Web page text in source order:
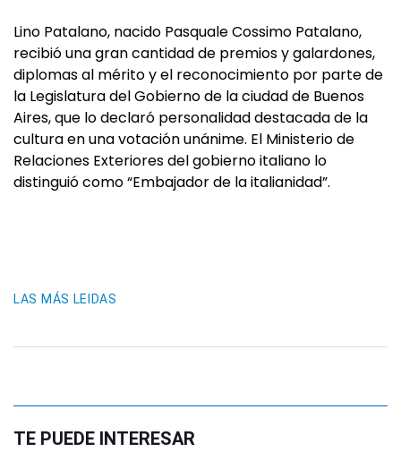
Lino Patalano, nacido Pasquale Cossimo Patalano,
recibió una gran cantidad de premios y galardones,
diplomas al mérito y el reconocimiento por parte de
la Legislatura del Gobierno de la ciudad de Buenos
Aires, que lo declaró personalidad destacada de la
cultura en una votación unánime. El Ministerio de
Relaciones Exteriores del gobierno italiano lo
distinguió como “Embajador de la italianidad”.
LAS MÁS LEIDAS
TE PUEDE INTERESAR